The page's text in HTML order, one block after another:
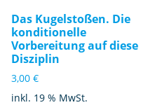
Das Kugelstoßen. Die
konditionelle
Vorbereitung auf diese
Disziplin
3,00 €
inkl. 19 % MwSt.